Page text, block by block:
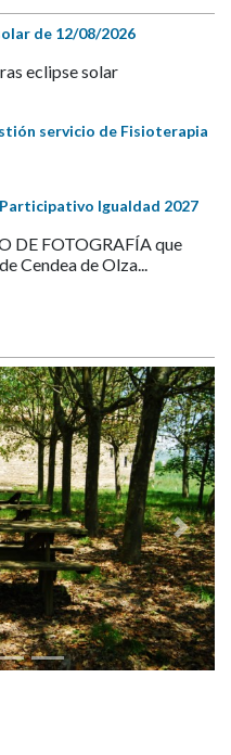
de 12/08/2026
eclipse solar
servicio de Fisioterapia
Igualdad 2027
DE FOTOGRAFÍA que
Cendea de Olza...